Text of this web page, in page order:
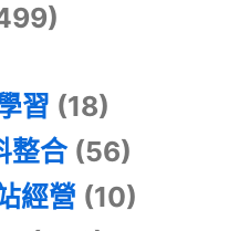
習 (18)
整合(56)
經營 (10)